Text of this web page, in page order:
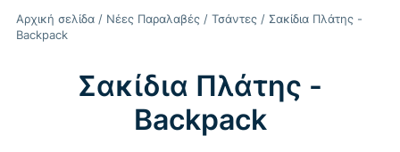
Αρχική σελίδα / Νέες Παραλαβές / Τσάντες / Σακίδια Πλάτης -
Backpack
Σακίδια Πλάτης -
Backpack